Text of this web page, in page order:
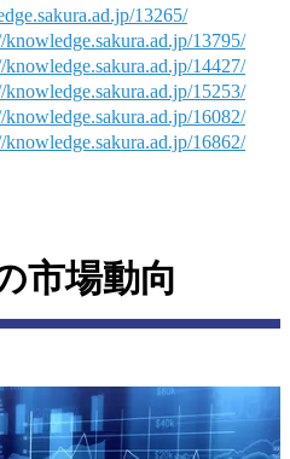
13265/
knowledge.sakura.ad.jp/13795/
knowledge.sakura.ad.jp/14427/
knowledge.sakura.ad.jp/15253/
knowledge.sakura.ad.jp/16082/
knowledge.sakura.ad.jp/16862/
市場動向